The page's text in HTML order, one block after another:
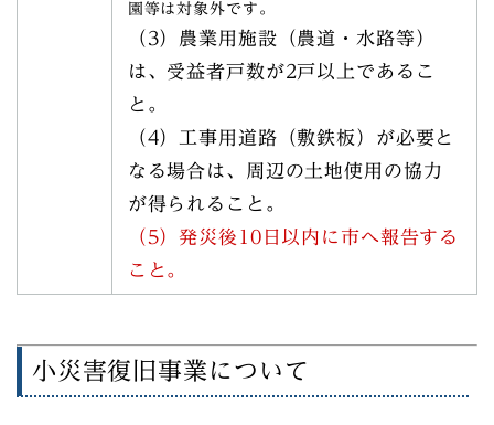
園等は対象外です。
（3）農業用施設（農道・水路等）
は、受益者戸数が2戸以上であるこ
と。
（4）工事用道路（敷鉄板）が必要と
なる場合は、周辺の土地使用の協力
が得られること。
（5）発災後10日以内に市へ報告する
こと。
小災害復旧事業について